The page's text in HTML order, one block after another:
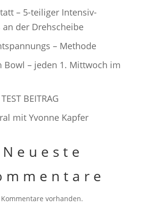
– 5-teiliger Intensiv-
der Drehscheibe
– Methode
Bowl – jeden 1. Mittwoch im
BEITRAG
mit Yvonne Kapfer
Neueste
vorhanden.